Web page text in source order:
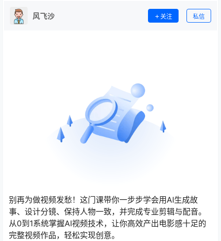
风飞沙 关注 私信
别再为做视频发愁！这门课带你一步步学会用AI生成故
事、设计分镜、保持人物一致，并完成专业剪辑与配音。
从0到1系统掌握AI视频技术，让你高效产出电影感十足的
完整视频作品，轻松实现创意。